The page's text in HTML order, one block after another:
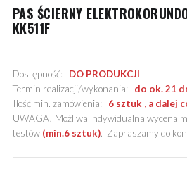
PAS ŚCIERNY
KK511F
Dostępność: DO PRODUKCJI
Termin realizacji/wykonania: do ok. 21
Ilość min. zamówienia: 6 sztuk , a dalej
UWAGA! Możliwa indywidualna wycena
testów (min.6 sztuk). Zapraszamy do